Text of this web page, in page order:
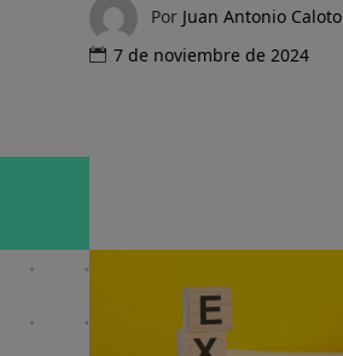
Por Juan Antonio Caloto
7 de noviembre de 2024